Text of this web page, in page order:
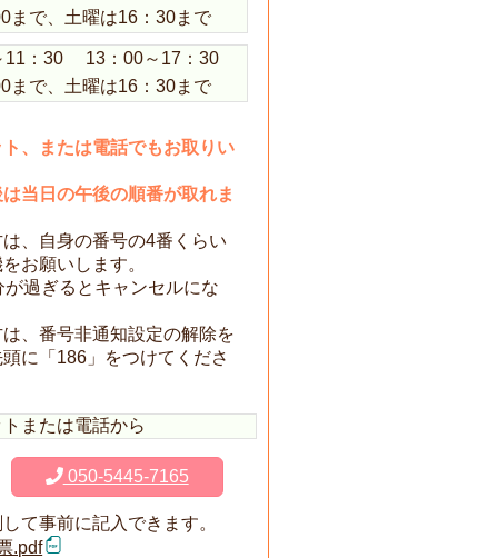
まで、土曜は16：30まで
11：30
13：00～17：30
まで、土曜は16：30まで
、または電話でもお取りい
当日の午後の順番が取れま
、自身の番号の4番くらい
お願いします。
過ぎるとキャンセルにな
、番号非通知設定の解除を
に「186」をつけてくださ
または電話から
050-5445-7165
て事前に記入できます。
.pdf